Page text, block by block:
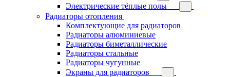
Электрические тёплые полы
Радиаторы отопления
Комплектующие для радиаторов
Радиаторы алюминиевые
Радиаторы биметаллические
Радиаторы стальные
Радиаторы чугунные
Экраны для радиаторов